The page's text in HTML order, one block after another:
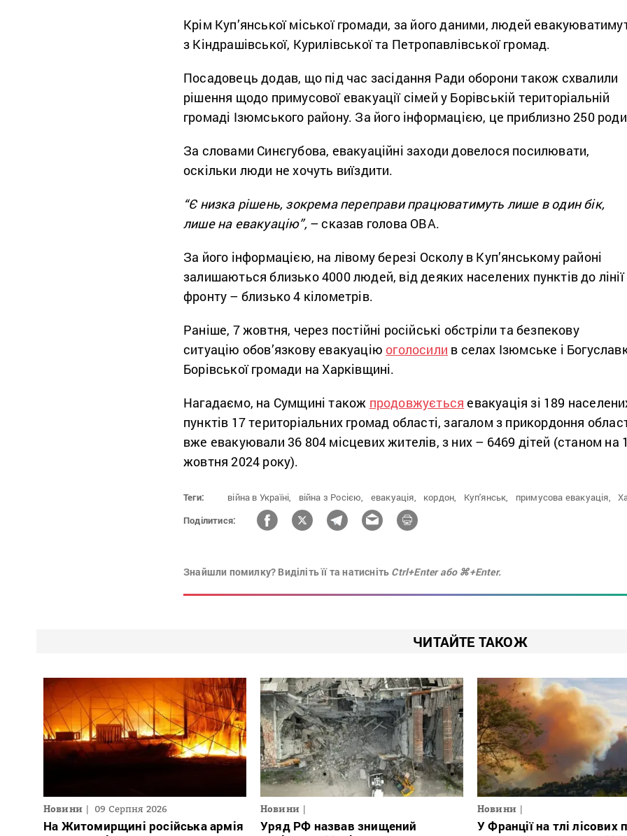
Крім Куп’янської міської громади, за його даними, людей
з Кіндрашівської, Курилівської та Петропавлівської громад.
Посадовець додав, що під час засідання Ради оборони також схвалили
рішення щодо примусової евакуації сімей у Борівській територіальній
громаді Ізюмського району. За його інформацією, це приблизно 250
За словами Синєгубова, евакуаційні заходи довелося посилювати,
оскільки люди не хочуть виїздити.
“Є низка рішень, зокрема переправи працюватимуть лише в один бік,
лише на евакуацію”,– сказав голова ОВА.
За його інформацією, на лівому березі Осколу в Куп’янському районі
залишаються близько 4000 людей, від деяких населених пунктів до лінії
фронту – близько 4 кілометрів.
Раніше, 7 жовтня, через постійні російські обстріли та безпекову
ситуацію обов’язкову евакуацію оголосили в селах Ізюмське і
Борівської громади на Харківщині.
Нагадаємо, на Сумщині також продовжується евакуація зі 189
пунктів 17 територіальних громад області, загалом з прикордоння
вже евакуювали 36 804 місцевих жителів, з них – 6469 дітей (станом на
жовтня 2024 року).
Теги: війна в Україні, війна з Росією, евакуація, кордон, Куп'янськ, примусова евакуація,
Поділитися:
Знайшли помилку? Виділіть її та натисніть Ctrl+Enter або ⌘+Enter.
ЧИТАЙТЕ ТАКОЖ
Новини 09 Серпня 2026
На Житомирщині російська армія
Новини
Уряд РФ назвав знищений
Новини
У Франції на тлі